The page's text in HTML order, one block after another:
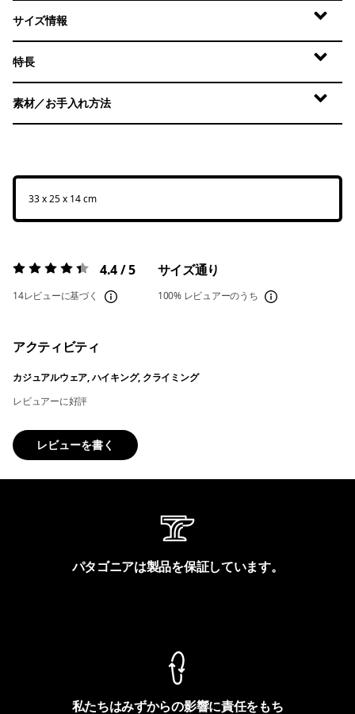
サイズ情報
特長
素材／お手入れ方法
33 x 25 x 14 cm
評価:4.4 / 5 4.4 / 5
14レビューに基づく
サイズ通り
100% レビュアーのうち
アクティビティ
カジュアルウェア, ハイキング, クライミング
レビュアーに好評
レビューを書く
パタゴニアは製品を保証しています。
私たちはみずからの影響に責任をもち